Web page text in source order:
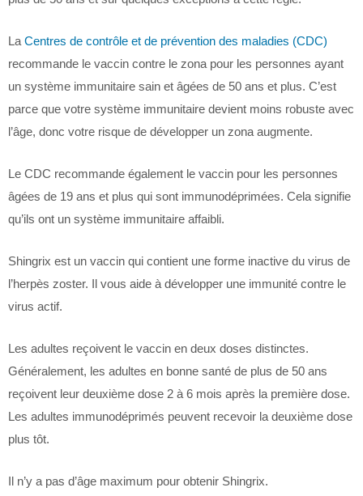
La Centres de contrôle et de prévention des maladies (CDC)
recommande le vaccin contre le zona pour les personnes ayant
un système immunitaire sain et âgées de 50 ans et plus. C’est
parce que votre système immunitaire devient moins robuste avec
l’âge, donc votre risque de développer un zona augmente.
Le CDC recommande également le vaccin pour les personnes
âgées de 19 ans et plus qui sont immunodéprimées. Cela signifie
qu’ils ont un système immunitaire affaibli.
Shingrix est un vaccin qui contient une forme inactive du virus de
l’herpès zoster. Il vous aide à développer une immunité contre le
virus actif.
Les adultes reçoivent le vaccin en deux doses distinctes.
Généralement, les adultes en bonne santé de plus de 50 ans
reçoivent leur deuxième dose 2 à 6 mois après la première dose.
Les adultes immunodéprimés peuvent recevoir la deuxième dose
plus tôt.
Il n’y a pas d’âge maximum pour obtenir Shingrix.